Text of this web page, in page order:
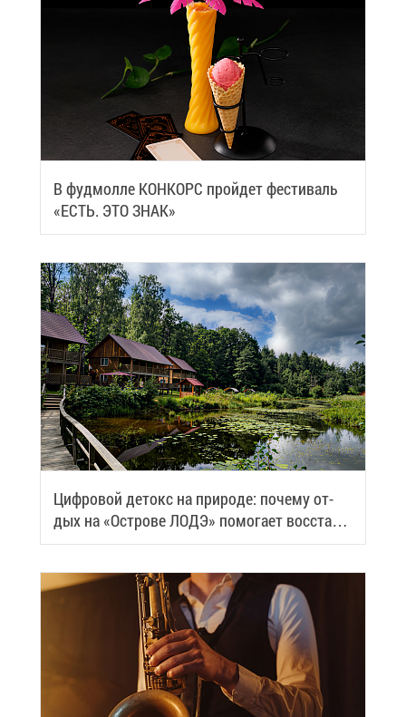
В фуд­мол­ле КОН­КОРС прой­дет фе­сти­валь
«ЕСТЬ. ЭТО ЗНАК»
Циф­ро­вой де­токс на при­ро­де: по­че­му от­
дых на «Ост­ро­ве ЛОДЭ» по­мо­га­ет вос­ста­но­
вить си­лы